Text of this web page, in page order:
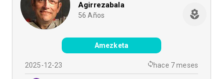
Agirrezabala
56 Años
Amezketa
2025-12-23 hace 7 meses